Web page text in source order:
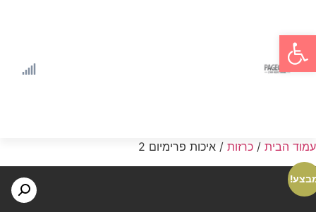
פתח סרגל נגישות
עמוד הבית / כרזות / איכות פרימיום 2